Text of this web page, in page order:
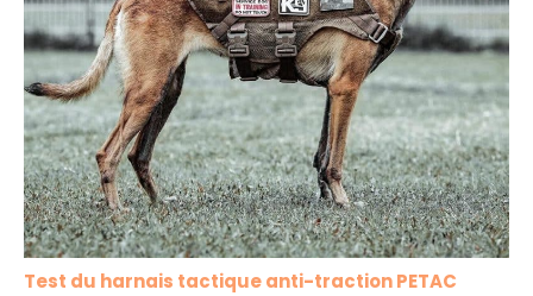
Test du harnais tactique anti-traction PETAC